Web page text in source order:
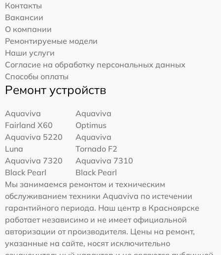
Контакты
Вакансии
О компании
Ремонтируемые модели
Наши услуги
Согласие на обработку персональных данных
Способы оплаты
Ремонт устройств
Aquaviva
Fairland X60
Aquaviva
Optimus
Aquaviva 5220
Luna
Aquaviva
Tornado F2
Aquaviva 7320
Black Pearl
Aquaviva 7310
Black Pearl
Мы занимаемся ремонтом и техническим
обслуживанием техники Aquaviva по истечении
гарантийного периода. Наш центр в Красноярске
работает независимо и не имеет официальной
авторизации от производителя. Цены на ремонт,
указанные на сайте, носят исключительно